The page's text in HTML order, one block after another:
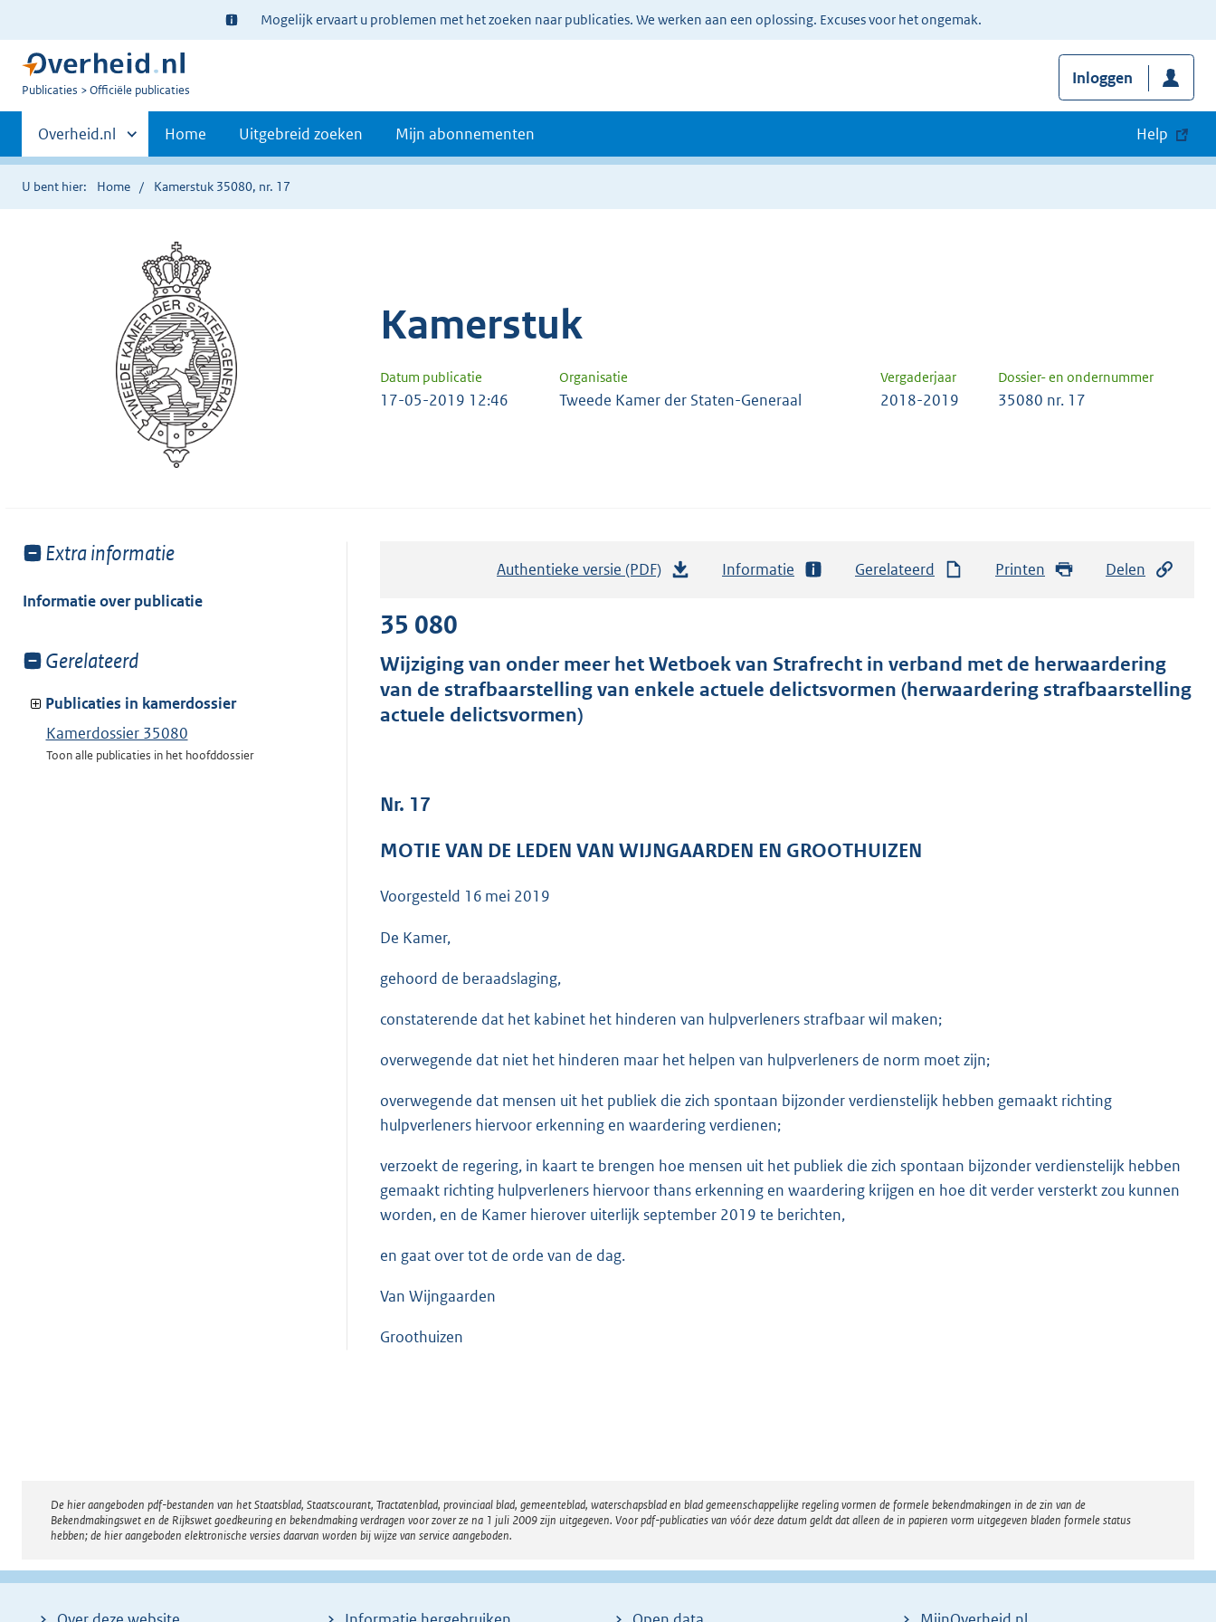
Ter
informatie:
Mogelijk ervaart u problemen met het zoeken naar publicaties. We werken aan een oplossing. Excuses voor het ongemak.
U
Publicaties Officiële publicaties
Inloggen
Primaire
navigatie
Andere
sites
binnen
Overheid.nl Home Uitgebreid zoeken Mijn abonnementen Help
U bent hier: Home Kamerstuk 35080, nr. 17
Kamerstuk
Datum publicatie Organisatie Vergaderjaar Dossier- en ondernummer
17-05-2019 12:46 Tweede Kamer der Staten-Generaal 2018-2019 35080 nr. 17
Toon
van:
Extra informatie
Informatie over publicatie
Toon
van:
Gerelateerd
Publicaties in kamerdossier
Kamerdossier 35080
Toon alle publicaties in het hoofddossier
Authentieke versie (PDF)
a
n
t
Informatie Gerelateerd Printen Delen
35 080
Wijziging van onder meer het Wetboek van Strafrecht in verband met de herwaardering
van de strafbaarstelling van enkele actuele delictsvormen (herwaardering strafbaarstelling
actuele delictsvormen)
Nr. 17
MOTIE VAN DE LEDEN VAN WIJNGAARDEN EN GROOTHUIZEN
Voorgesteld 16 mei 2019
De Kamer,
gehoord de beraadslaging,
constaterende dat het kabinet het hinderen van hulpverleners strafbaar wil maken;
overwegende dat niet het hinderen maar het helpen van hulpverleners de norm moet zijn;
overwegende dat mensen uit het publiek die zich spontaan bijzonder verdienstelijk hebben gemaakt richting
hulpverleners hiervoor erkenning en waardering verdienen;
verzoekt de regering, in kaart te brengen hoe mensen uit het publiek die zich spontaan bijzonder verdienstelijk hebben
gemaakt richting hulpverleners hiervoor thans erkenning en waardering krijgen en hoe dit verder versterkt zou kunnen
worden, en de Kamer hierover uiterlijk september 2019 te berichten,
en gaat over tot de orde van de dag.
Van Wijngaarden
Groothuizen
Disclaimer
De hier aangeboden pdf-bestanden van het Staatsblad, Staatscourant, Tractatenblad, provinciaal blad, gemeenteblad, waterschapsblad en blad gemeenschappelijke regeling vormen de formele bekendmakingen in de zin van de
Bekendmakingswet en de Rijkswet goedkeuring en bekendmaking verdragen voor zover ze na 1 juli 2009 zijn uitgegeven. Voor pdf-publicaties van vóór deze datum geldt dat alleen de in papieren vorm uitgegeven bladen formele status
hebben; de hier aangeboden elektronische versies daarvan worden bij wijze van service aangeboden.